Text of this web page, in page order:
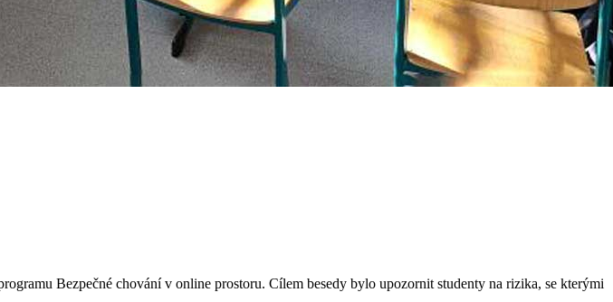
Bezpečné chování v online prostoru. Cílem besedy bylo upozornit studenty na rizika, se kterými